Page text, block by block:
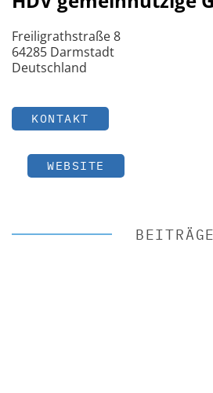
Freiligrathstraße 8
64285 Darmstadt
Deutschland
KONTAKT
WEBSITE
BEITRÄGE